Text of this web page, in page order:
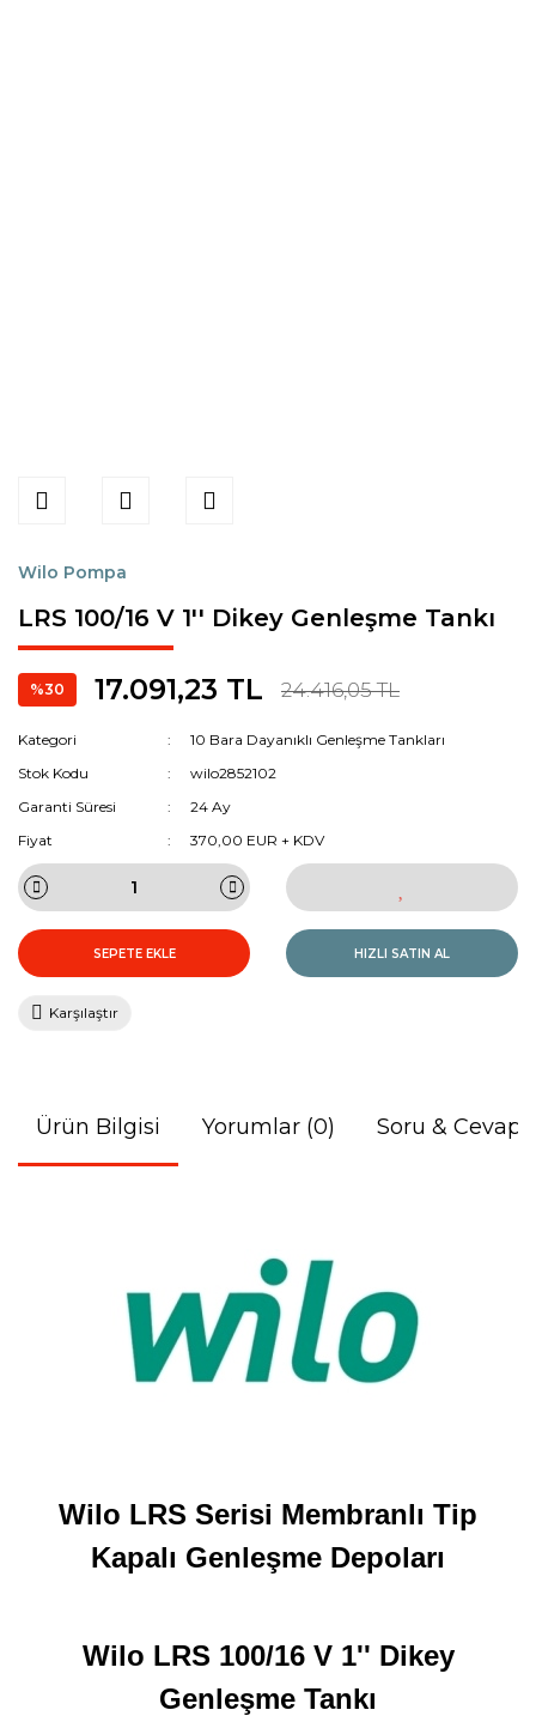
Wilo Pompa
LRS 100/16 V 1'' Dikey Genleşme Tankı
%30 17.091,23 TL 24.416,05 TL
Kategori
10 Bara Dayanıklı Genleşme Tankları
Stok Kodu
wilo2852102
Garanti Süresi
24 Ay
Fiyat
370,00 EUR + KDV
SEPETE EKLE HIZLI SATIN AL
Karşılaştır
Ürün Bilgisi Yorumlar (0) Soru & Cevap
Wilo LRS Serisi Membranlı Tip
Kapalı Genleşme Depoları
Wilo LRS 100/16 V 1'' Dikey
Genleşme Tankı